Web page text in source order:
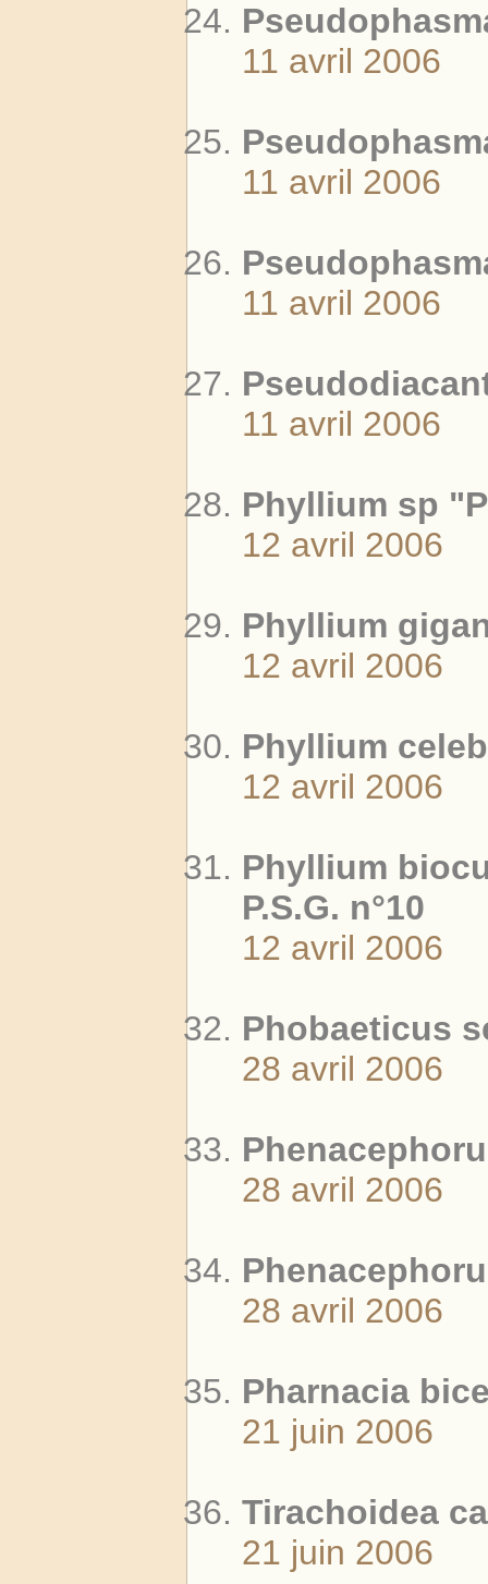
11 avril 2006
11 avril 2006
11 avril 2006
11 avril 2006
Phyllium sp
12 avril 2006
Phyllium
12 avril 2006
Phyllium
12 avril 2006
Phyllium
P.S.G. n°10
12 avril 2006
Phobaeticus
28 avril 2006
28 avril 2006
28 avril 2006
Pharnacia
21 juin 2006
Tirachoidea
21 juin 2006